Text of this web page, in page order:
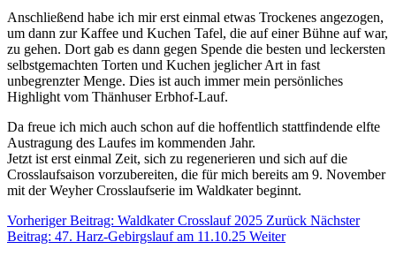
Anschließend habe ich mir erst einmal etwas Trockenes angezogen,
um dann zur Kaffee und Kuchen Tafel, die auf einer Bühne auf war,
zu gehen. Dort gab es dann gegen Spende die besten und leckersten
selbstgemachten Torten und Kuchen jeglicher Art in fast
unbegrenzter Menge. Dies ist auch immer mein persönliches
Highlight vom Thänhuser Erbhof-Lauf.
Da freue ich mich auch schon auf die hoffentlich stattfindende elfte
Austragung des Laufes im kommenden Jahr.
Jetzt ist erst einmal Zeit, sich zu regenerieren und sich auf die
Crosslaufsaison vorzubereiten, die für mich bereits am 9. November
mit der Weyher Crosslaufserie im Waldkater beginnt.
Vorheriger Beitrag: Waldkater Crosslauf 2025 Zurück Nächster
Beitrag: 47. Harz-Gebirgslauf am 11.10.25 Weiter